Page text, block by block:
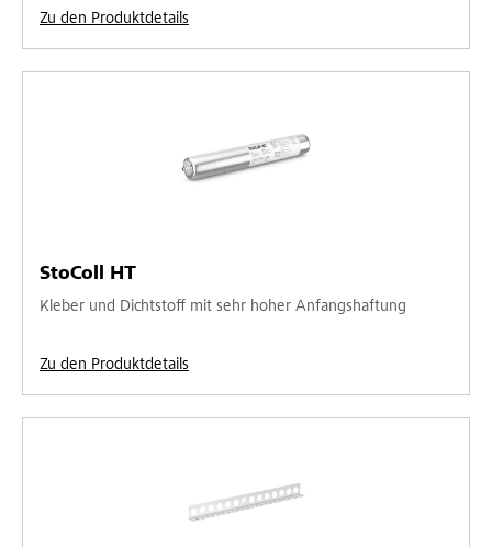
Zu den Produktdetails
StoColl HT
Kleber und Dichtstoff mit sehr hoher Anfangshaftung
Zu den Produktdetails